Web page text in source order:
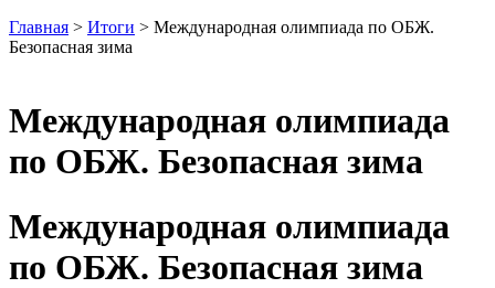
Главная > Итоги > Международная олимпиада по ОБЖ.
Безопасная зима
Международная олимпиада
по ОБЖ. Безопасная зима
Международная олимпиада
по ОБЖ. Безопасная зима